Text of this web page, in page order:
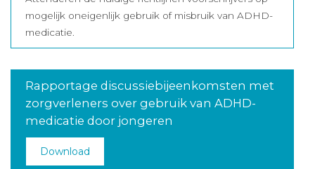
mogelijk oneigenlijk gebruik of misbruik van ADHD-
medicatie.
Rapportage discussiebijeenkomsten met
zorgverleners over gebruik van ADHD-
medicatie door jongeren
Download